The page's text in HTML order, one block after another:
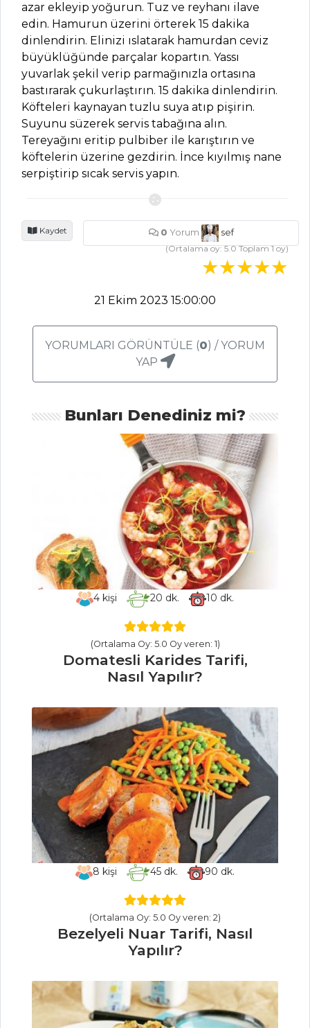
MENÜLER
Tüm
Kategoriler
PASTA VE
TATLILAR
Şeftalili ve
Cevizli Pasta Tarifi,
Nasıl Yapılır?
Nasıl Yapılır?
Naneli ve
Pasta ve Tatlılar
Tarifi, Nasıl Yapılır?
Masterchef Tüm
Tarifleri
Yeşil Fırtına
Tarifi, Nasıl Yapılır?
Dolma Tarifi, Nasıl
Yapılır?
Patatesli Ispanak
Suflesi Tarifi, Nasıl
Yapılır?
Sebze Yemekleri
Tüm Tarifleri
ET YEMEKLERI
Pazı Kapama
Tarifi, Nasıl Yapılır?
Tarifi, Nasıl Yapılır?
Çin Usulü
azar ekleyip yoğurun. Tuz ve reyhanı ilave
edin. Hamurun üzerini örterek 15 dakika
dinlendirin. Elinizi ıslatarak hamurdan ceviz
büyüklüğünde parçalar kopartın. Yassı
yuvarlak şekil verip parmağınızla ortasına
bastırarak çukurlaştırın. 15 dakika dinlendirin.
Köfteleri kaynayan tuzlu suya atıp pişirin.
Suyunu süzerek servis tabağına alın.
Tereyağını eritip pulbiber ile karıştırın ve
köftelerin üzerine gezdirin. İnce kıyılmış nane
serpiştirip sıcak servis yapın.
Kaydet 0 Yorum
sef
(Ortalama oy:5.0Toplam1oy)
21 Ekim 2023 15:00:00
YORUMLARI GÖRÜNTÜLE (0) / YORUM
YAP
Bunları Denediniz mi?
4kişi 20 dk. 10 dk.
(Ortalama Oy: 5.0 Oy veren: 1)
Domatesli Karides Tarifi,
Nasıl Yapılır?
8 kişi 45 dk. 90 dk.
(Ortalama Oy: 5.0 Oy veren: 2)
Bezelyeli Nuar Tarifi, Nasıl
Yapılır?